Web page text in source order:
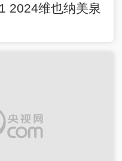
2024维也纳美泉